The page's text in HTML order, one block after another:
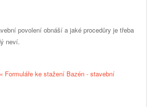
povolení obnáší a jaké procedůry je třeba
neví.
« Formuláře ke stažení Bazén - stavební